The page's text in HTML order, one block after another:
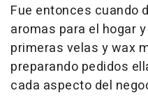
Fue entonces cuando
aromas para el hogar
primeras velas ywax
preparando pedidos
cada aspecto del